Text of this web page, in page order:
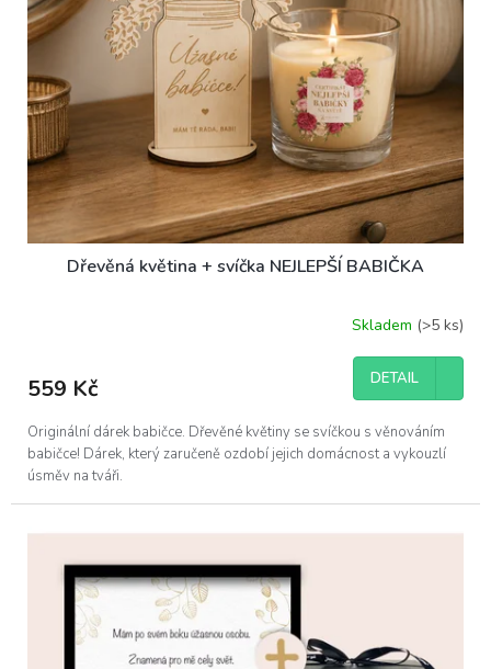
Dřevěná květina + svíčka NEJLEPŠÍ BABIČKA
Skladem (>5 ks)
559 Kč DETAIL
Originální dárek babičce. Dřevěné květiny se svíčkou s věnováním
babičce! Dárek, který zaručeně ozdobí jejich domácnost a vykouzlí
úsměv na tváři.